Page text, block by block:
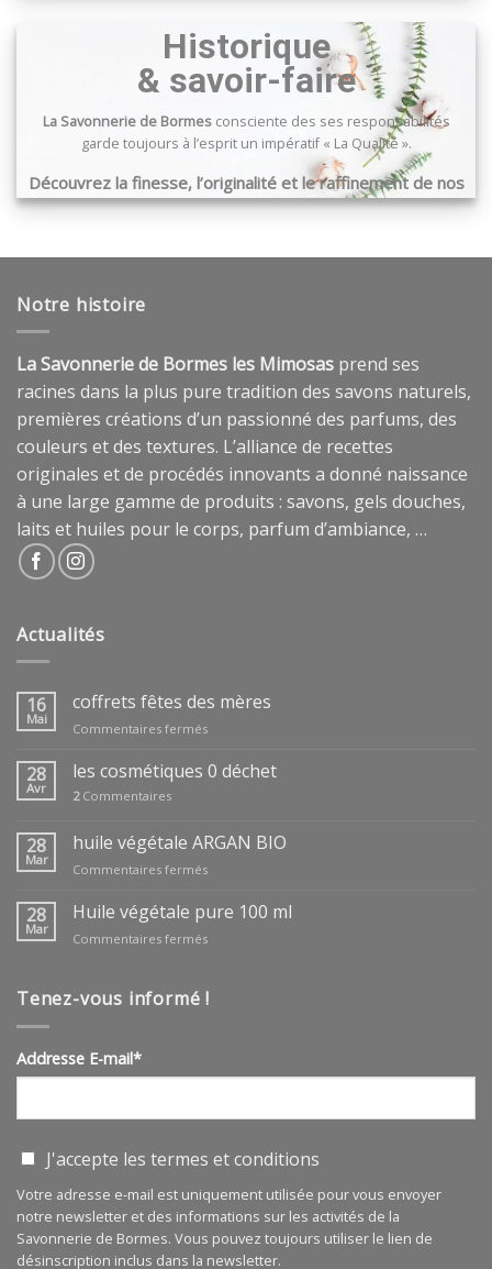
Historique
& savoir-faire
La Savonnerie de Bormesconsciente des ses responsabilités
garde toujours à l’esprit un impératif « La Qualité ».
Découvrez la finesse, l’originalité et le raffinement de nos
produits …
Notre histoire
La Savonnerie de Bormes les Mimosas prend ses
racines dans la plus pure tradition des savons naturels,
premières créations d’un passionné des parfums, des
couleurs et des textures. L’alliance de recettes
originales et de procédés innovants a donné naissance
à une large gamme de produits : savons, gels douches,
laits et huiles pour le corps, parfum d’ambiance, …
Actualités
16
Mai
coffrets fêtes des mères
Commentaires ferméssur
fêtes
28
Avr
les cosmétiques 0 déchet
2Commentaires
28
Mar
huile végétale ARGAN BIO
Commentaires ferméssur
végétale
BIO
28
Mar
Huile végétale pure 100 ml
Commentaires ferméssur
pure
Tenez-vous informé !
Addresse E-mail*
J'accepte les termes et conditions
Votre adresse e-mail est uniquement utilisée pour vous envoyer
notre newsletter et des informations sur les activités de la
Savonnerie de Bormes. Vous pouvez toujours utiliser le lien de
désinscription inclus dans la newsletter.